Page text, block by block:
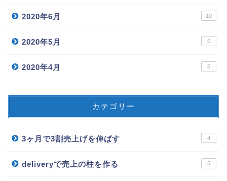
2020年6月 10
2020年5月 6
2020年4月 5
カテゴリー
3ヶ月で3割売上げを伸ばす 4
deliveryで売上の柱を作る 5